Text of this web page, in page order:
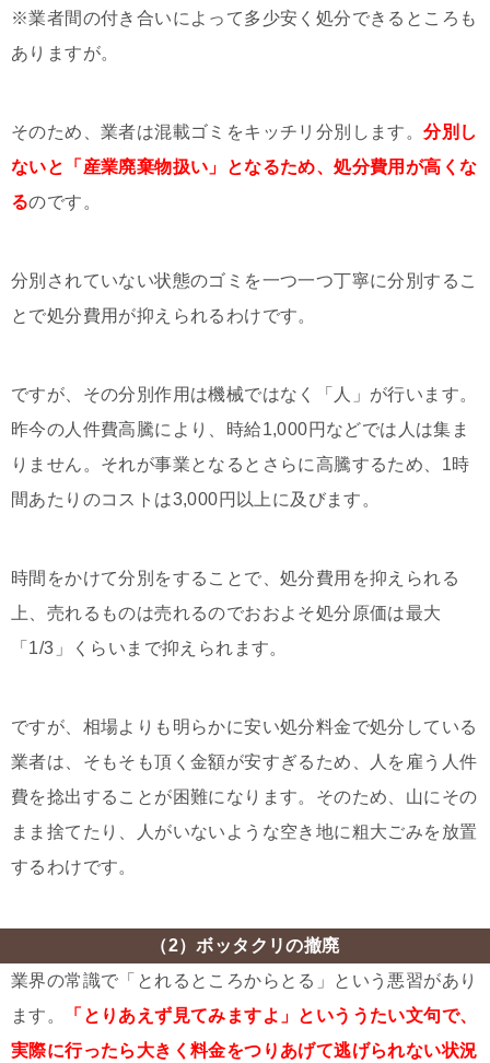
※業者間の付き合いによって多少安く処分できるところも
ありますが。
そのため、業者は混載ゴミをキッチリ分別します。分別し
ないと「産業廃棄物扱い」となるため、処分費用が高くな
るのです。
分別されていない状態のゴミを一つ一つ丁寧に分別するこ
とで処分費用が抑えられるわけです。
ですが、その分別作用は機械ではなく「人」が行います。
昨今の人件費高騰により、時給1,000円などでは人は集ま
りません。それが事業となるとさらに高騰するため、1時
間あたりのコストは3,000円以上に及びます。
時間をかけて分別をすることで、処分費用を抑えられる
上、売れるものは売れるのでおおよそ処分原価は最大
「1/3」くらいまで抑えられます。
ですが、相場よりも明らかに安い処分料金で処分している
業者は、そもそも頂く金額が安すぎるため、人を雇う人件
費を捻出することが困難になります。そのため、山にその
まま捨てたり、人がいないような空き地に粗大ごみを放置
するわけです。
（2）ボッタクリの撤廃
業界の常識で「とれるところからとる」という悪習があり
ます。
「とりあえず見てみますよ」といううたい文句で、
実際に行ったら大きく料金をつりあげて逃げられない状況